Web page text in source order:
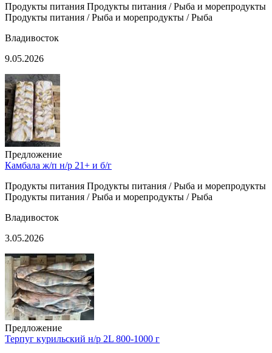
Продукты питания Продукты питания / Рыба и морепродукты
Продукты питания / Рыба и морепродукты / Рыба
Владивосток
9.05.2026
Предложение
Камбала ж/п н/р 21+ и б/г
Продукты питания Продукты питания / Рыба и морепродукты
Продукты питания / Рыба и морепродукты / Рыба
Владивосток
3.05.2026
Предложение
Терпуг курильский н/р 2L 800-1000 г